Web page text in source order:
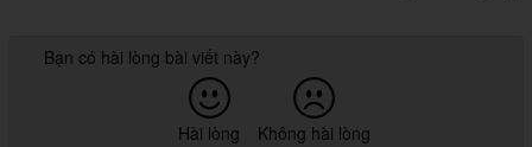
Bạn có hài lòng bài viết này?
Hài lòng Không hài lòng